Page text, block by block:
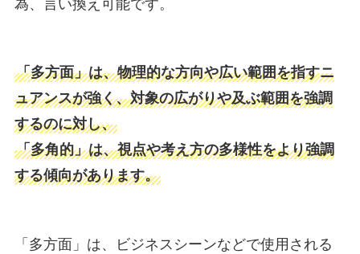
為、言い換え可能です。
「多方面」は、物理的な方向や広い範囲を指すニ
ュアンスが強く、対象の広がりや及ぶ範囲を強調
するのに対し、
「多角的」は、視点や考え方の多様性をより強調
する傾向があります。
「多方面」は、ビジネスシーンなどで使用される